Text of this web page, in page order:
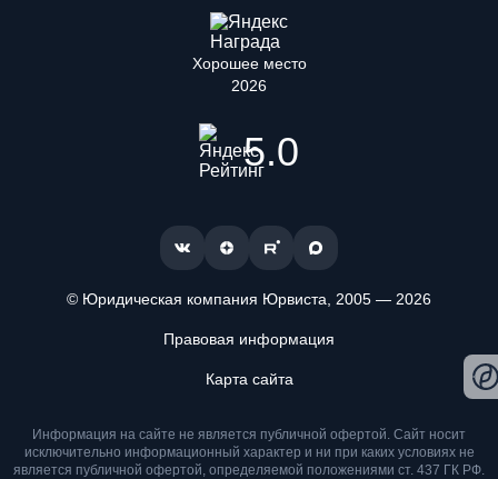
Хорошее место
2026
5.0
© Юридическая компания Юрвиста, 2005 — 2026
Правовая информация
Карта сайта
Информация на сайте не является публичной офертой. Cайт носит
исключительно информационный характер и ни при каких условиях не
является публичной офертой, определяемой положениями ст. 437 ГК РФ.
Мы используем файлы cookie. Оставаясь на сайте, вы
Положения об обработке персональных данных
программами.